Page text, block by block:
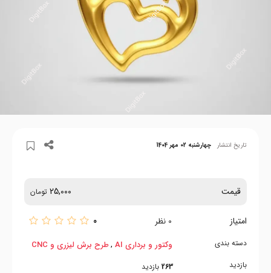
تاریخ انتشار چهارشنبه 02 مهر 1404
قیمت 25,000 تومان
امتیاز 0 نظر 0
دسته بندی
بازدید
وکتور و برداری AI ,طرح برش لیزری و CNC
263 بازدید